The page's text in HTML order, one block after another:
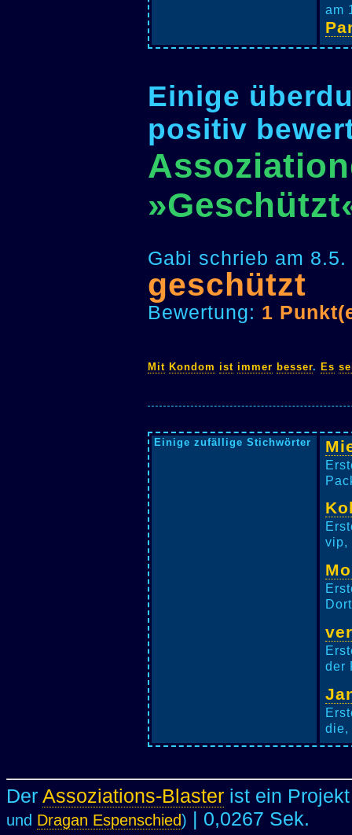
am
Einige
positiv
Gabi schrieb am
geschützt
Bewertung: 1
Mit Kondom ist immer besser. Es
Einige zufällige Stichwörter
vip,
der
die,
Der Assoziations-Blaster ist ein
und Dragan Espenschied) | 0,0267 Sek.